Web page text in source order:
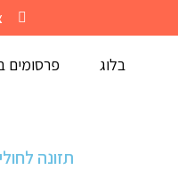
בלוג פרסומים
תזונה